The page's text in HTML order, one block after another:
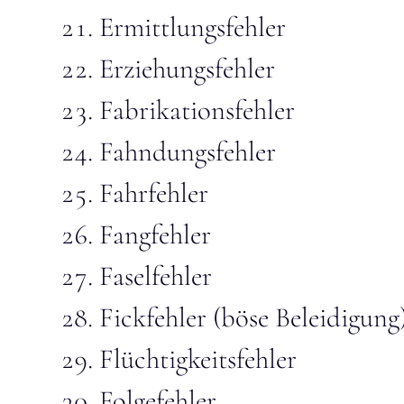
Ermittlungsfehler
Erziehungsfehler
Fabrikationsfehler
Fahndungsfehler
Fahrfehler
Fangfehler
Faselfehler
Fickfehler (böse
Flüchtigkeitsfehler